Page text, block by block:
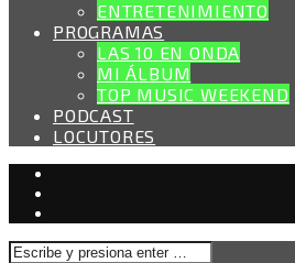
ENTRETENIMIENTO
PROGRAMAS
LAS 10 EN ONDA
MI ÁLBUM
TOP MUSIC WEEKEND
PODCAST
LOCUTORES